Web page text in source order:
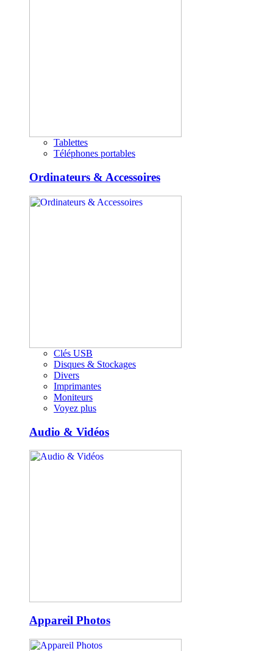
Tablettes
Téléphones portables
Ordinateurs & Accessoires
Clés USB
Disques & Stockages
Divers
Imprimantes
Moniteurs
Voyez plus
Audio & Vidéos
Appareil Photos